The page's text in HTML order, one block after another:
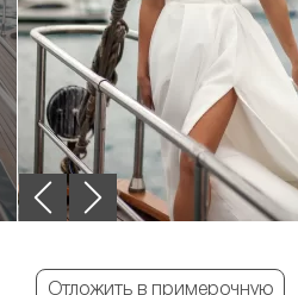
Отложить в примерочную